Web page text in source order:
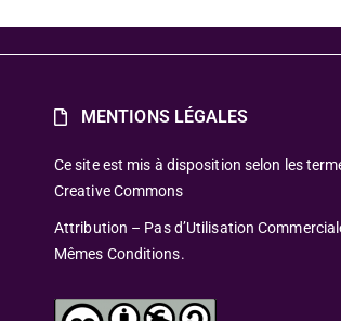
MENTIONS LÉGALES
Ce site est mis à disposition selon les
Creative Commons
Attribution – Pas d’Utilisation
Mêmes Conditions.